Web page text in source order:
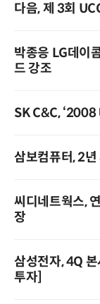
다음, 제 3회
박종응 LG데이
드 강조
SK C&C, ‘2008
삼보컴퓨터, 2년
씨디네트웍스,
장
삼성전자, 4Q
투자]